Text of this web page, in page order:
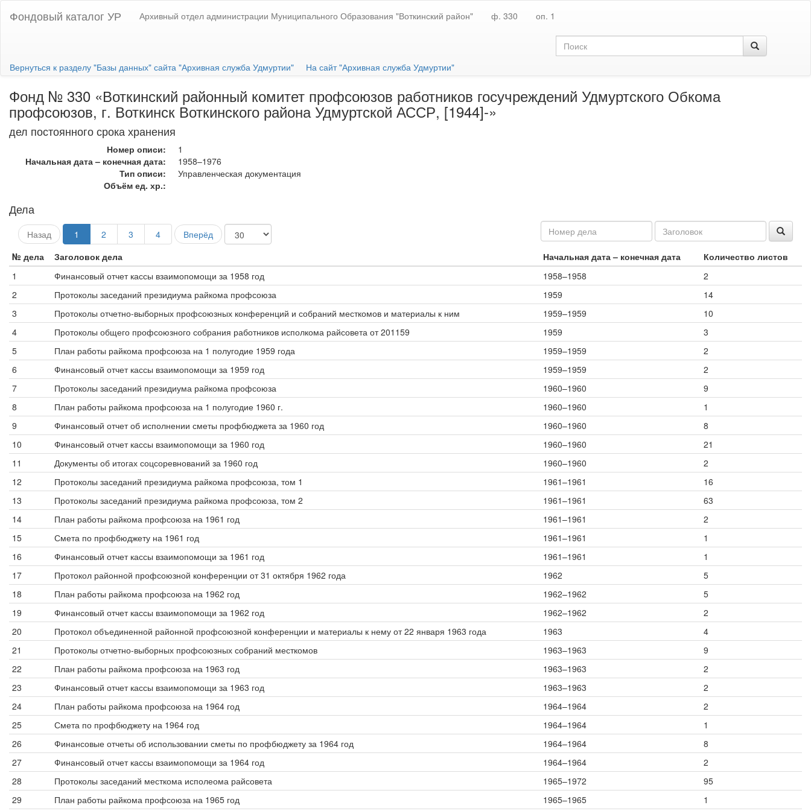
Фондовый каталог УР Архивный отдел администрации Муниципального Образования "Воткинский район" ф. 330 оп. 1
Вернуться к разделу "Базы данных" сайта "Архивная служба Удмуртии" На сайт "Архивная служба Удмуртии"
Фонд № 330 «Воткинский районный комитет профсоюзов работников госучреждений Удмуртского Обкома
профсоюзов, г. Воткинск Воткинского района Удмуртской АССР, [1944]-»
дел постоянного срока хранения
Номер описи:
1
Начальная дата – конечная дата:
1958–1976
Тип описи:
Управленческая документация
Объём ед. хр.:
Дела
Назад 1 2 3 4
Вперёд
№ дела
Заголовок дела Начальная дата – конечная дата
Количество листов
1
Финансовый отчет кассы взаимопомощи за 1958 год 1958–1958
2
2
Протоколы заседаний президиума райкома профсоюза 1959
14
3
Протоколы отчетно-выборных профсоюзных конференций и собраний месткомов и материалы к ним 1959–1959
10
4
Протоколы общего профсоюзного собрания работников исполкома райсовета от 201159 1959
3
5
План работы райкома профсоюза на 1 полугодие 1959 года 1959–1959
2
6
Финансовый отчет кассы взаимопомощи за 1959 год 1959–1959
2
7
Протоколы заседаний президиума райкома профсоюза 1960–1960
9
8
План работы райкома профсоюза на 1 полугодие 1960 г. 1960–1960
1
9
Финансовый отчет об исполнении сметы профбюджета за 1960 год 1960–1960
8
10
Финансовый отчет кассы взаимопомощи за 1960 год 1960–1960
21
11
Документы об итогах соцсоревнований за 1960 год 1960–1960
2
12
Протоколы заседаний президиума райкома профсоюза, том 1 1961–1961
16
13
Протоколы заседаний президиума райкома профсоюза, том 2 1961–1961
63
14
План работы райкома профсоюза на 1961 год 1961–1961
2
15
Смета по профбюджету на 1961 год 1961–1961
1
16
Финансовый отчет кассы взаимопомощи за 1961 год 1961–1961
1
17
Протокол районной профсоюзной конференции от 31 октября 1962 года 1962
5
18
План работы райкома профсоюза на 1962 год 1962–1962
5
19
Финансовый отчет кассы взаимопомощи за 1962 год 1962–1962
2
20
Протокол объединенной районной профсоюзной конференции и материалы к нему от 22 января 1963 года 1963
4
21
Протоколы отчетно-выборных профсоюзных собраний месткомов 1963–1963
9
22
План работы райкома профсоюза на 1963 год 1963–1963
2
23
Финансовый отчет кассы взаимопомощи за 1963 год 1963–1963
2
24
План работы райкома профсоюза на 1964 год 1964–1964
2
25
Смета по профбюджету на 1964 год 1964–1964
1
26
Финансовые отчеты об использовании сметы по профбюджету за 1964 год 1964–1964
8
27
Финансовый отчет кассы взаимопомощи за 1964 год 1964–1964
2
28
Протоколы заседаний месткома исполеома райсовета 1965–1972
95
29
План работы райкома профсоюза на 1965 год 1965–1965 1